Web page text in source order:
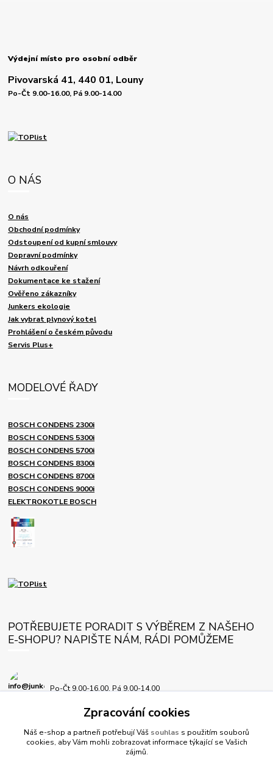
Výdejní místo pro osobní odběr
Pivovarská 41, 440 01, Louny
Po-Čt 9.00-16.00, Pá 9.00-14.00
O NÁS
O nás
Obchodní podmínky
Odstoupení od kupní smlouvy
Dopravní podmínky
Návrh odkouření
Dokumentace ke stažení
Ověřeno zákazníky
Junkers ekologie
Jak vybrat plynový kotel
Prohlášení o českém původu
Servis Plus+
MODELOVÉ ŘADY
BOSCH CONDENS 2300i
BOSCH CONDENS 5300i
BOSCH CONDENS 5700i
BOSCH CONDENS 8300i
BOSCH CONDENS 8700i
BOSCH CONDENS 9000i
ELEKTROKOTLE BOSCH
POTŘEBUJETE PORADIT S VÝBĚREM Z NAŠEHO
E-SHOPU? NAPIŠTE NÁM, RÁDI POMŮŽEME
Po-Čt 9.00-16.00, Pá 9.00-14.00
Zpracování cookies
Náš e-shop a partneři potřebují Váš souhlas s použitím souborů
cookies, aby Vám mohli zobrazovat informace týkající se Vašich
zájmů.